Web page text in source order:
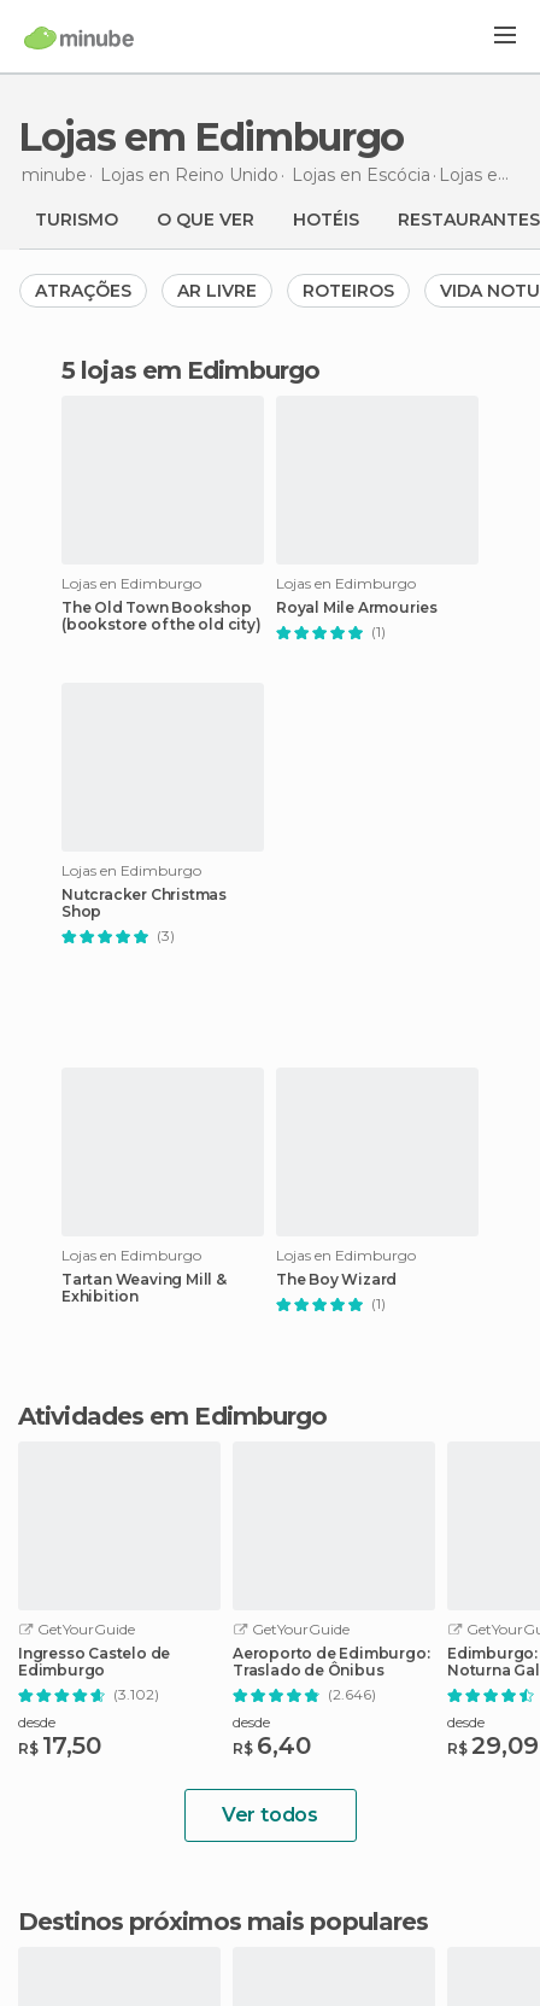
Lojas em Edimburgo
minube Lojas en Reino Unido Lojas en Escócia Lojas em Edimburgo
TURISMO O QUE VER HOTÉIS RESTAURANTES
ATRAÇÕES AR LIVRE ROTEIROS VIDA
5 lojas em Edimburgo
Lojas en Edimburgo
The Old Town Bookshop
(bookstore of the old city)
Lojas en Edimburgo
Royal Mile Armouries
(1)
Lojas en Edimburgo
Nutcracker Christmas
Shop
(3)
Lojas en Edimburgo
Tartan Weaving Mill &
Exhibition
Lojas en Edimburgo
The Boy Wizard
(1)
Atividades em Edimburgo
GetYourGuide
Ingresso Castelo de
Edimburgo
(3.102)
desde
R$ 17,50
GetYourGuide
Aeroporto de Edimburgo:
Traslado de Ônibus
(2.646)
desde
R$ 6,40
Noturna
desde
R$ 29,09
Ver todos
Destinos próximos mais populares